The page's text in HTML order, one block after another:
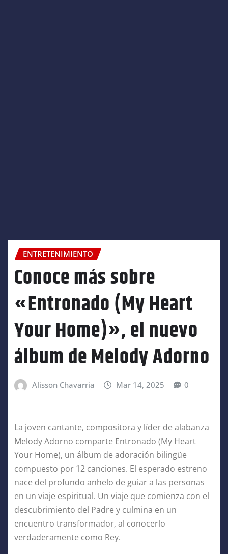
ENTRETENIMIENTO
Conoce más sobre
«Entronado (My Heart
Your Home)», el nuevo
álbum de Melody Adorno
Alisson Chavarria Mar 14, 2025 0
La joven cantante, compositora y líder de alabanza
Melody Adorno comparte Entronado (My Heart
Your Home), un álbum de adoración bilingüe
compuesto por 12 canciones. El esperado estreno
nace del profundo anhelo de guiar a las personas
en un viaje espiritual. Un viaje que comienza con el
descubrimiento del Padre y culmina en un
encuentro transformador, al conocerlo
verdaderamente como Rey.